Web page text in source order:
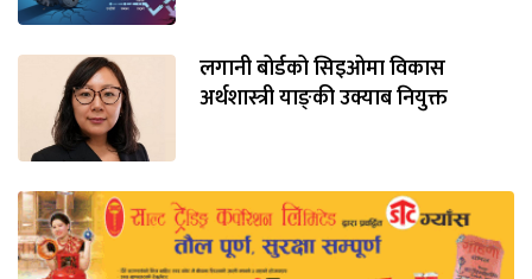
लगानी बोर्डको सिइओमा विकास
अर्थशास्त्री याङ्‌की उक्याब नियुक्त